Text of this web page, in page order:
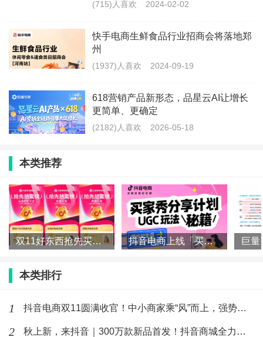
(715)人喜欢 2024-02-02
快手电商生鲜食品行业招商会将落地郑
州
(1937)人喜欢 2024-09-19
618营销产品新形态，品星云AI让增长
更简单、更确定
(2182)人喜欢 2026-05-18
本类推荐
双11好东西抢先买，抖音电商各行业爆款榜来了！ 抖音电商上线「买家秀」！一文读懂如何让好内容“自带”好生意
本类排行
1 抖音电商双11圆满收官！中小商家乘“风”而上，强势增长
2 秋上新，来抖音｜300万款新品首发！抖音商城全力推爆“好新品